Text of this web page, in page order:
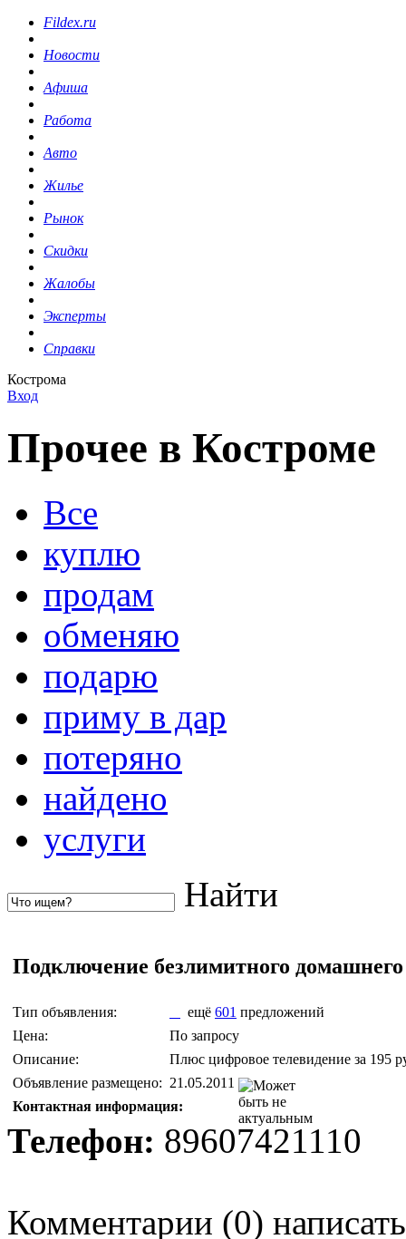
Fildex.ru
Новости
Афиша
Работа
Авто
Жилье
Рынок
Скидки
Жалобы
Эксперты
Справки
Кострома
Вход
Прочее в Костроме
Все
куплю
продам
обменяю
подарю
приму в дар
потеряно
найдено
услуги
Найти
Подключение безлимитного
Тип объявления: ещё 601 предложений
Цена:
По запросу
Описание:
Плюс цифровое телевидение за 195
Объявление размещено: 21.05.2011
Контактная информация:
Телефон: 89607421110
Комментарии (0) написать